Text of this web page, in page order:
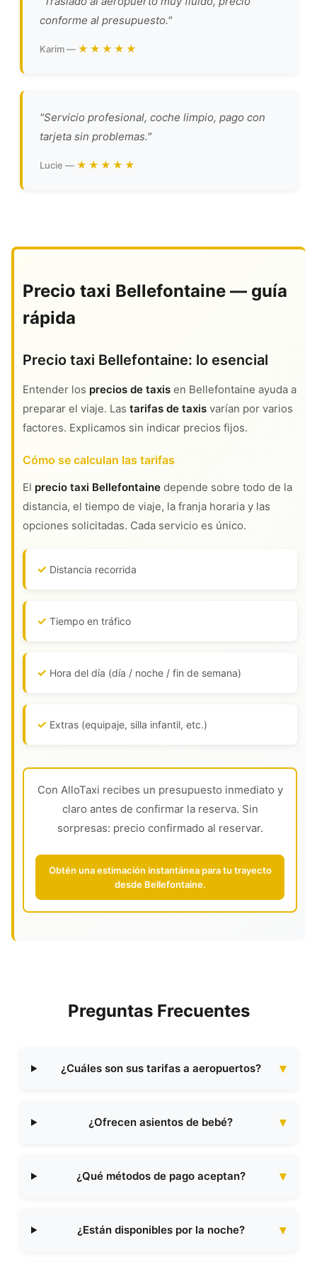
conforme al presupuesto."
Karim — ★★★★★
"Servicio profesional, coche limpio, pago con
tarjeta sin problemas."
Lucie — ★★★★★
Precio taxi Bellefontaine — guía
rápida
Precio taxi Bellefontaine: lo esencial
Entender los precios de taxis en Bellefontaine ayuda a
preparar el viaje. Las tarifas de taxis varían por varios
factores. Explicamos sin indicar precios fijos.
Cómo se calculan las tarifas
El precio taxi Bellefontaine depende sobre todo de la
distancia, el tiempo de viaje, la franja horaria y las
opciones solicitadas. Cada servicio es único.
Distancia recorrida
Tiempo en tráfico
Hora del día (día / noche / fin de semana)
Extras (equipaje, silla infantil, etc.)
Con AlloTaxi recibes un presupuesto inmediato y
claro antes de confirmar la reserva. Sin
sorpresas: precio confirmado al reservar.
Obtén una estimación instantánea para tu trayecto
desde Bellefontaine.
Preguntas Frecuentes
¿Cuáles son sus tarifas a aeropuertos?
¿Ofrecen asientos de bebé?
¿Qué métodos de pago aceptan?
¿Están disponibles por la noche?